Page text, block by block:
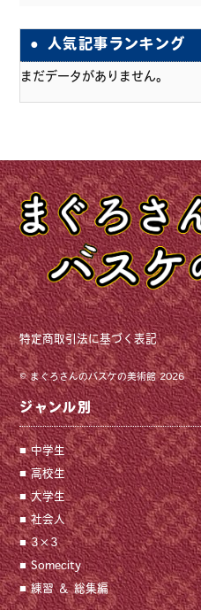
人気記事ランキング
まだデータがありません。
特定商取引法に基づく表記
©まぐろさんのバスケの美術館2026
ジャンル別
中学生
高校生
大学生
社会人
3×3
Somecity
練習 ＆ 総集編